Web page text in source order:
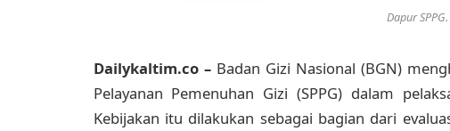
Dapur
Dailykaltim.co – Badan Gizi Nasional (BGN)
Pelayanan Pemenuhan Gizi (SPPG) dalam
Kebijakan itu dilakukan sebagai bagian dari